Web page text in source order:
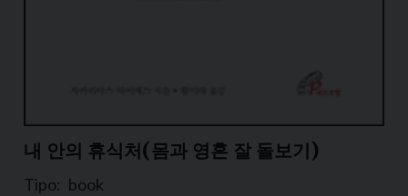
내 안의 휴식처(몸과 영혼 잘 돌보기)
Tipo: book